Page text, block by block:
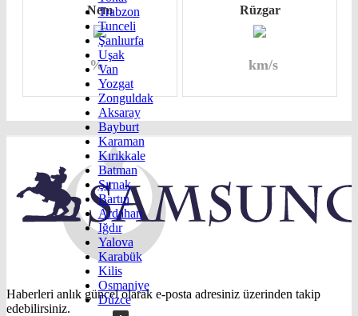
Trabzon
Tunceli
Şanlıurfa
Uşak
Van
Yozgat
Zonguldak
Aksaray
Bayburt
Karaman
Kırıkkale
Batman
Şırnak
Bartın
Ardahan
Iğdır
Yalova
Karabük
Kilis
Osmaniye
Düzce
Nem
%
Rüzgar
km/s
Haberleri anlık güncel olarak e-posta adresiniz üzerinden takip
edebilirsiniz.